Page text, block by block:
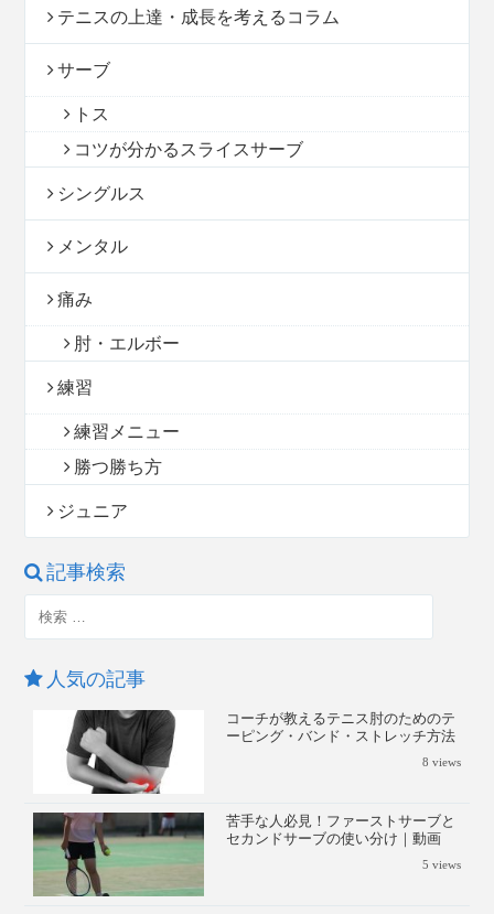
テニスの上達・成長を考えるコラム
サーブ
トス
コツが分かるスライスサーブ
シングルス
メンタル
痛み
肘・エルボー
練習
練習メニュー
勝つ勝ち方
ジュニア
記事検索
人気の記事
コーチが教えるテニス肘のためのテ
ーピング・バンド・ストレッチ方法
8 views
苦手な人必見！ファーストサーブと
セカンドサーブの使い分け｜動画
5 views